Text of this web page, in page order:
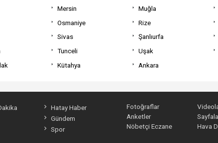
Mersin Muğla
Osmaniye Rize
Sivas Şanlıurfa
Tunceli Uşak
Kütahya Ankara
Hatay Haber
Gündem
Spor
Fotoğraflar
Anketler
Nöbetçi Eczane
Hava